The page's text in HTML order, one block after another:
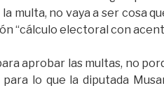
multa, no vaya a ser cosa
“cálculo electoral con
aprobar las multas, no
lo que la diputada